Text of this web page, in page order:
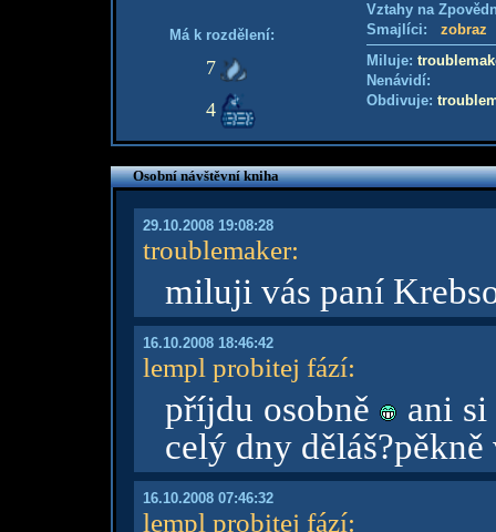
Má k rozdělení:
7
4
Vztahy na
Smajlíci: zobraz
Miluje:
Nenávidí:
Obdivuje:
Osobní návštěvní kniha
29.10.2008 19:08:28
troublemaker:
miluji vás paní
16.10.2008 18:46:42
lempl probitej fází:
příjdu osobně
ani si
celý dny
16.10.2008 07:46:32
lempl probitej fází: